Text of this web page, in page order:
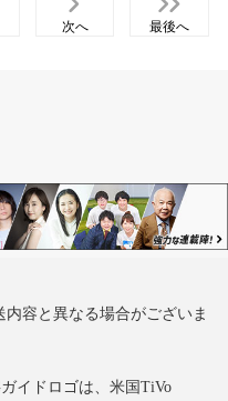
次へ 最後へ
容と異なる場合がございま
イドロゴは、米国TiVo